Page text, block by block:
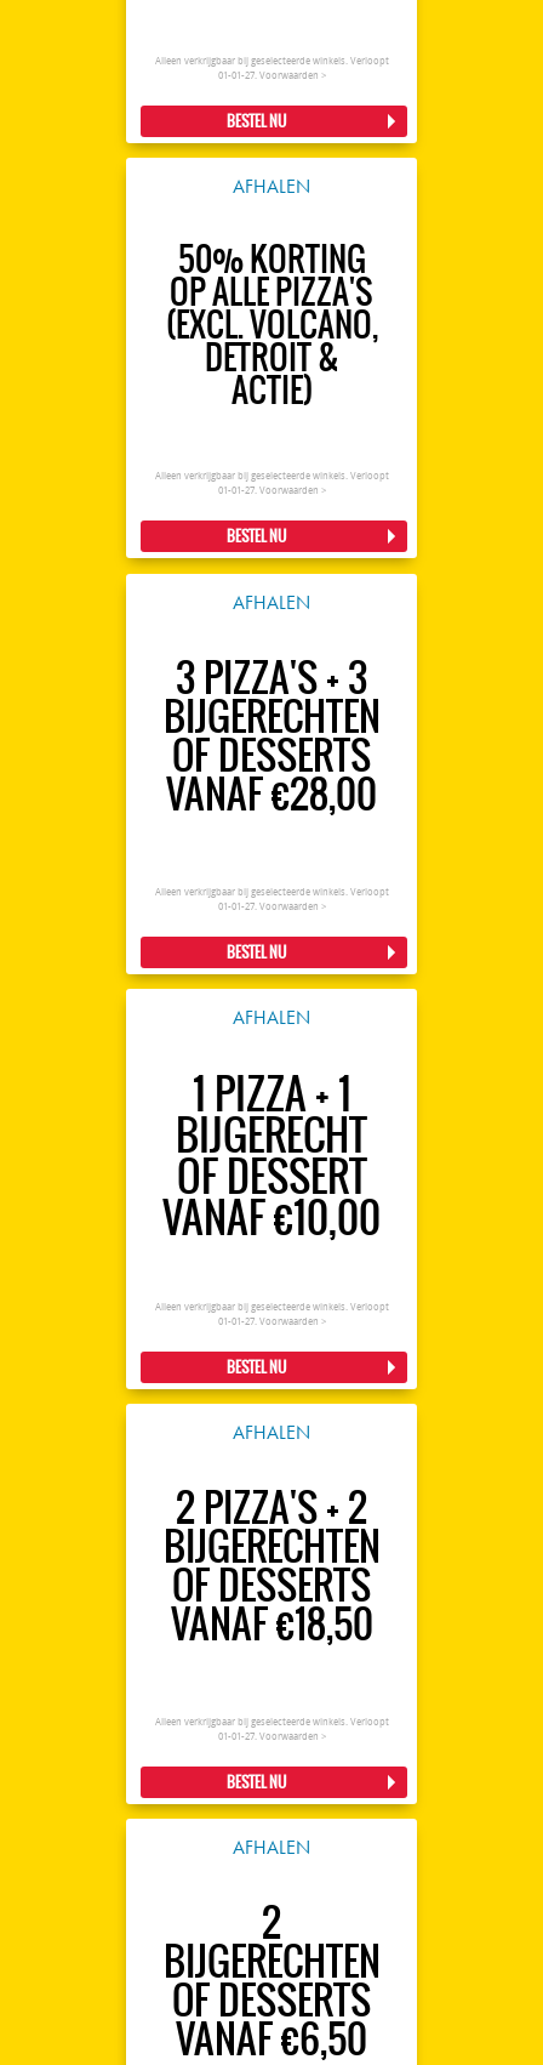
Alleen verkrijgbaar bij geselecteerde winkels. Verloopt
01-01-27. Voorwaarden >
BESTEL NU
AFHALEN
50% KORTING
OP ALLE PIZZA'S
(EXCL. VOLCANO,
DETROIT &
ACTIE)
Alleen verkrijgbaar bij geselecteerde winkels. Verloopt
01-01-27. Voorwaarden >
BESTEL NU
AFHALEN
3 PIZZA'S + 3
BIJGERECHTEN
OF DESSERTS
VANAF €28,00
Alleen verkrijgbaar bij geselecteerde winkels. Verloopt
01-01-27. Voorwaarden >
BESTEL NU
AFHALEN
1 PIZZA + 1
BIJGERECHT
OF DESSERT
VANAF €10,00
Alleen verkrijgbaar bij geselecteerde winkels. Verloopt
01-01-27. Voorwaarden >
BESTEL NU
AFHALEN
2 PIZZA'S + 2
BIJGERECHTEN
OF DESSERTS
VANAF €18,50
Alleen verkrijgbaar bij geselecteerde winkels. Verloopt
01-01-27. Voorwaarden >
BESTEL NU
AFHALEN
2
BIJGERECHTEN
OF DESSERTS
VANAF €6,50